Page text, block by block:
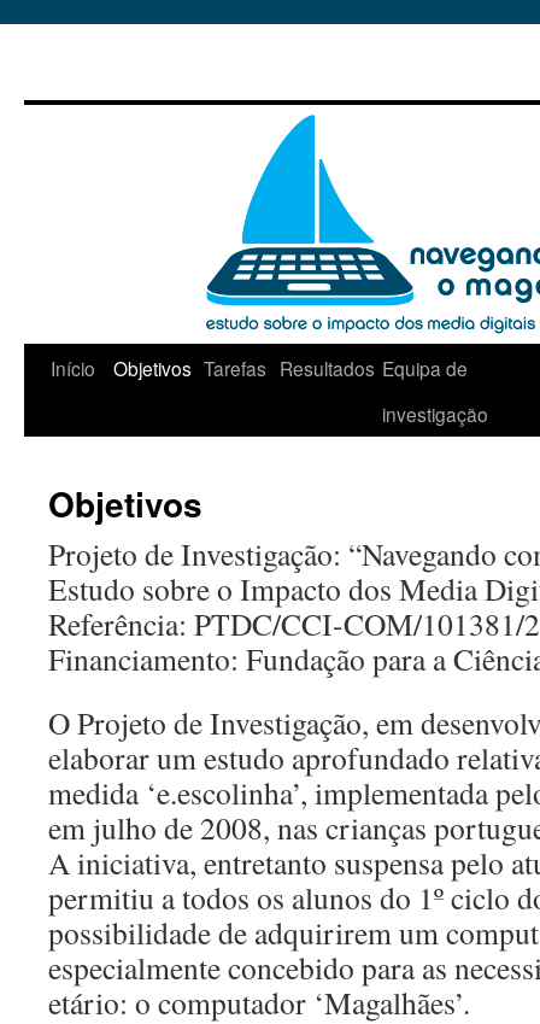
Skip
Início Objetivos Tarefas Resultados Equipa de
investigação
Objetivos
Projeto de Investigação: “Navegando
Estudo sobre o Impacto dos Media
Referência: PTDC/CCI-COM/101381/
Financiamento: Fundação para a
O Projeto de Investigação, em
elaborar um estudo aprofundado
medida ‘e.escolinha’, implementada
em julho de 2008, nas crianças
A iniciativa, entretanto suspensa pelo
permitiu a todos os alunos do 1º ciclo
possibilidade de adquirirem um
especialmente concebido para as
etário: o computador ‘Magalhães’.